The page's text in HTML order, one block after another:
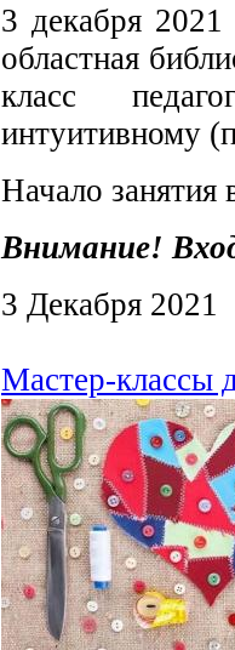
3 декабря
областная
класс
интуитивному
Начало занятия
Внимание!
3 Декабря 2021
Мастер-классы